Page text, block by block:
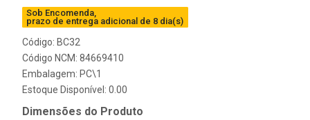
Sob Encomenda,
prazo de entrega adicional de 8 dia(s)
Código: BC32
Código NCM: 84669410
Embalagem: PC\1
Estoque Disponível: 0.00
Dimensões do Produto